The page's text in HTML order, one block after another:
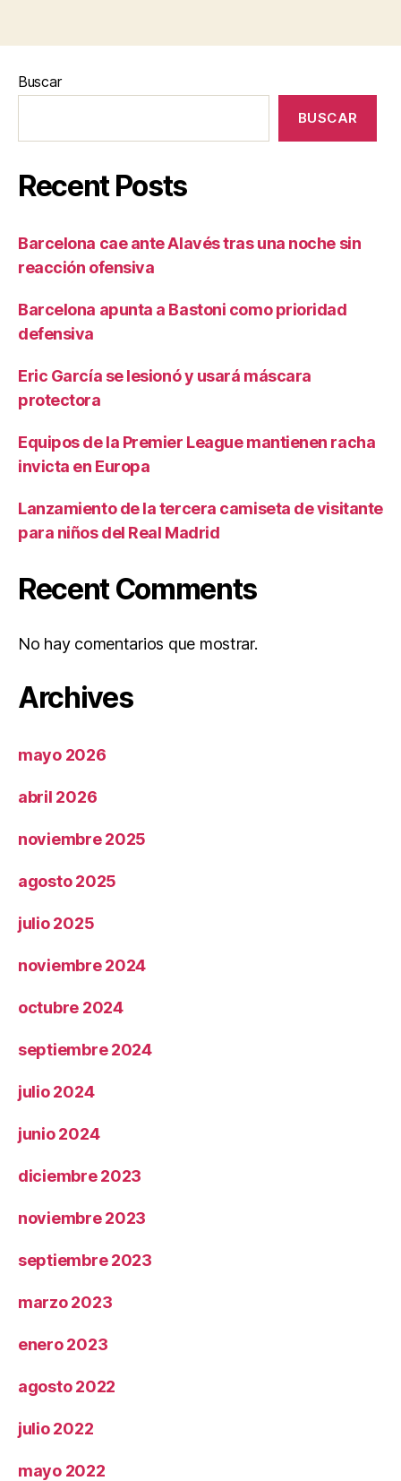
Buscar
BUSCAR
Recent Posts
Barcelona cae ante Alavés tras una noche sin
reacción ofensiva
Barcelona apunta a Bastoni como prioridad
defensiva
Eric García se lesionó y usará máscara
protectora
Equipos de la Premier League mantienen racha
invicta en Europa
Lanzamiento de la tercera camiseta de visitante
para niños del Real Madrid
Recent Comments
No hay comentarios que mostrar.
Archives
mayo 2026
abril 2026
noviembre 2025
agosto 2025
julio 2025
noviembre 2024
octubre 2024
septiembre 2024
julio 2024
junio 2024
diciembre 2023
noviembre 2023
septiembre 2023
marzo 2023
enero 2023
agosto 2022
julio 2022
mayo 2022